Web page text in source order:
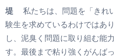
堤
私たちは、問題を「きれ
験生を求めているわけではあ
し、泥臭く問題に取り組む能
す。最後まで粘り強くがんば